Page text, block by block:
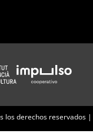
los derechos reservados |